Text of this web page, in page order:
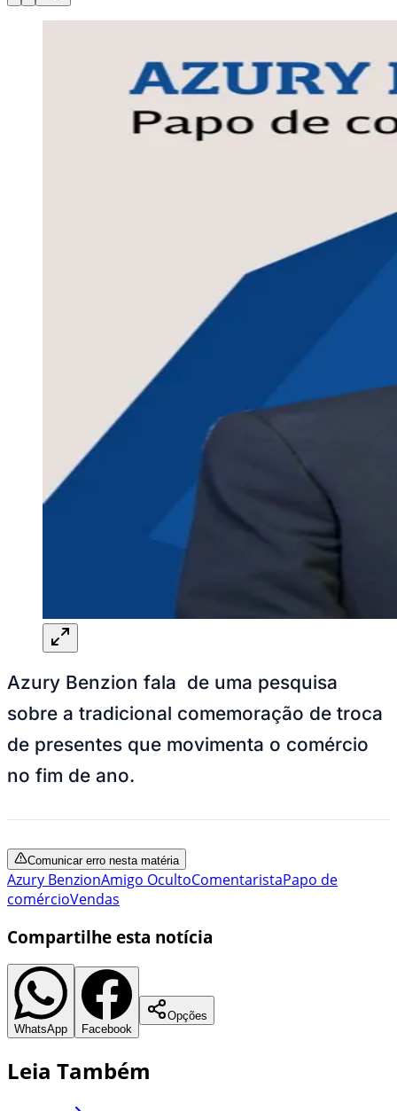
Azury Benzion fala de uma pesquisa
sobre a tradicional comemoração de troca
de presentes que movimenta o comércio
no fim de ano.
Comunicar erro nesta matéria
Azury BenzionAmigo OcultoComentaristaPapo de
comércioVendas
Compartilhe esta notícia
WhatsApp Facebook
Opções
Leia Também